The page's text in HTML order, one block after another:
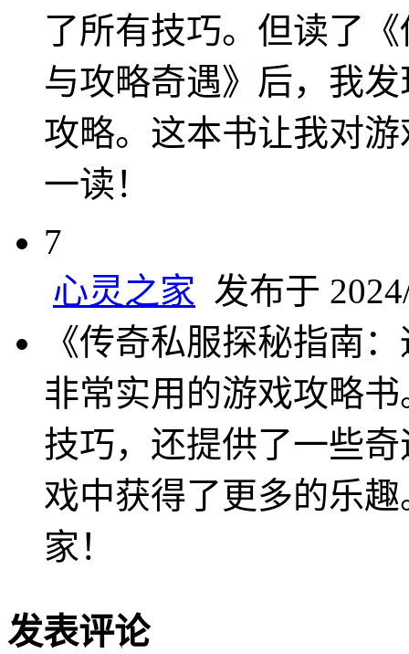
了所有技巧。但读了
与攻略奇遇》后，我
攻略。这本书让我对
一读！
7
心灵之家 发布于
《传奇私服探秘指南
非常实用的游戏攻略
技巧，还提供了一些
戏中获得了更多的乐
家！
发表评论